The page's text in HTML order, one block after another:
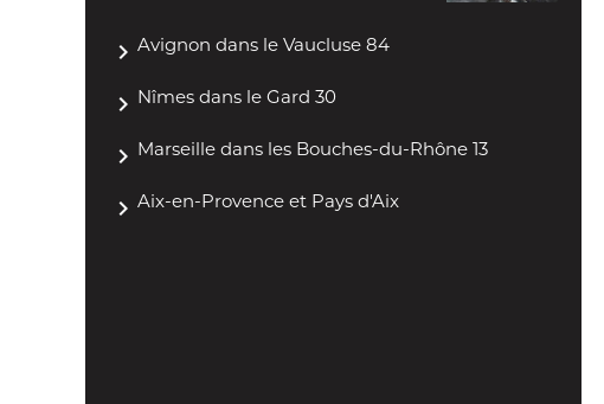
navigate_next Avignon dans le Vaucluse 84
navigate_next Nîmes dans le Gard 30
navigate_next Marseille dans les Bouches-du-Rhône 13
navigate_next Aix-en-Provence et Pays d'Aix